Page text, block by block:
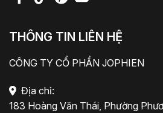
THÔNG TIN LIÊN HỆ
CÔNG TY CỔ PHẦN JOPHIEN
Địa chỉ:
183 Hoàng Văn Thái, Phường